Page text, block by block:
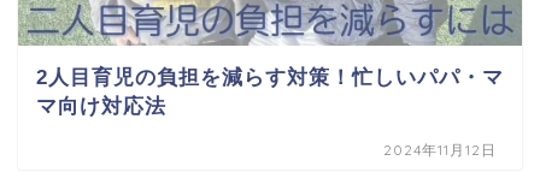
2人目育児の負担を減らす対策！忙しいパパ・マ
マ向け対応法
2024年11月12日